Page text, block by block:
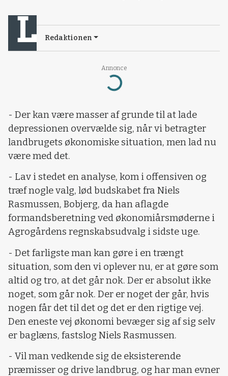
Annonce
Loading...
Redaktionen
- Der kan være masser af grunde til at lade
depressionen overvælde sig, når vi betragter
landbrugets økonomiske situation, men lad nu
være med det.
- Lav i stedet en analyse, kom i offensiven og
træf nogle valg, lød budskabet fra Niels
Rasmussen, Bobjerg, da han aflagde
formandsberetning ved økonomiårsmøderne i
Agrogårdens regnskabsudvalg i sidste uge.
- Det farligste man kan gøre i en trængt
situation, som den vi oplever nu, er at gøre som
altid og tro, at det går nok. Der er absolut ikke
noget, som går nok. Der er noget der går, hvis
nogen får det til det og det er den rigtige vej.
Den eneste vej økonomi bevæger sig af sig selv
er baglæns, fastslog Niels Rasmussen.
- Vil man vedkende sig de eksisterende
præmisser og drive landbrug, og har man evner